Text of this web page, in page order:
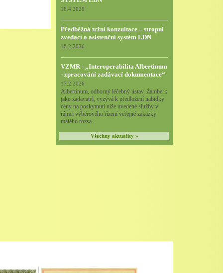
16.4.2026
Předběžná tržní konzultace – stropní
zvedací a asistenční systém LDN
18.2.2026
VZMR - „Interoperabilita Albertinum
- zpracování zadávací dokumentace“
17.2.2026
Albertinum, odborný léčebný ústav, Žamberk
jako zadavatel, vyzývá k předložení nabídky
ceny na poskytnutí níže uvedené služby v
rámci výběrového řízení veřejné zakázky
malého rozsa...
Všechny aktuality »